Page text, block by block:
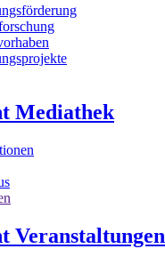
Mediathek
Veranstaltungen